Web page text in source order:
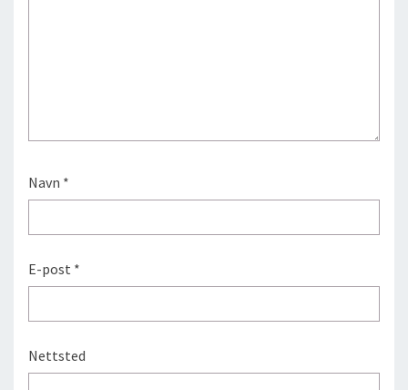
Navn *
E-post *
Nettsted